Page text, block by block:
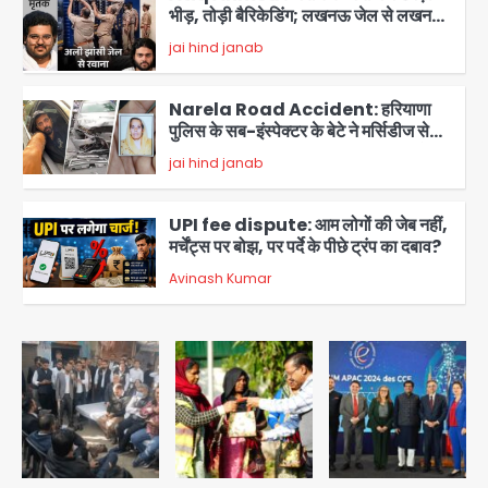
3
भीड़, तोड़ी बैरिकेडिंग; लखनऊ जेल से लखनऊ
पहुंचा उमर
jai hind janab
4
Narela Road Accident: हरियाणा
पुलिस के सब-इंस्पेक्टर के बेटे ने मर्सिडीज से
मारी टक्कर, 70 वर्षीय राहगीर महिला की मौत
jai hind janab
5
UPI fee dispute: आम लोगों की जेब नहीं,
मर्चेंट्स पर बोझ, पर पर्दे के पीछे ट्रंप का दबाव?
Avinash Kumar
1
Noida Bal Bharati School
Notice: सेक्टर-21 के बाल भारती स्कूल में
बिना खिड़की-वेंटिलेशन बेसमेंट में चल रही थी
8वीं की क्लास, NCPCR की शिकायत पर
भेजा नोटिस
Avinash Kumar
Rahul Gandhi Prayagraj Visit:
राहुल गांधी प्रयागराज पहुंचे, साथ में प्रियंका की